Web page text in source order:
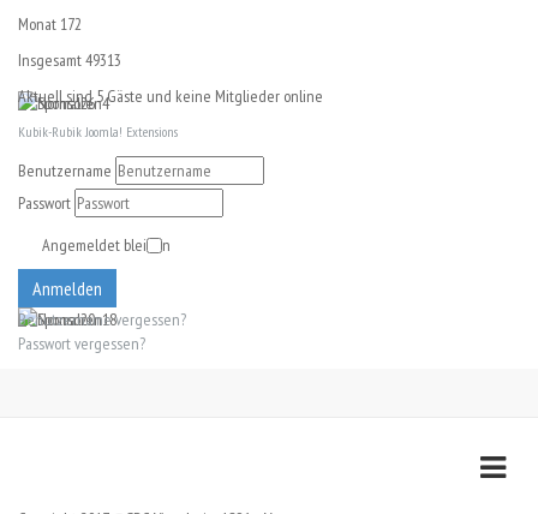
Monat 172
Insgesamt49313
Aktuell sind 5 Gäste und keine Mitglieder online
Kubik-Rubik Joomla! Extensions
Benutzername
Passwort
Angemeldet bleiben
Anmelden
Benutzername vergessen?
Passwort vergessen?